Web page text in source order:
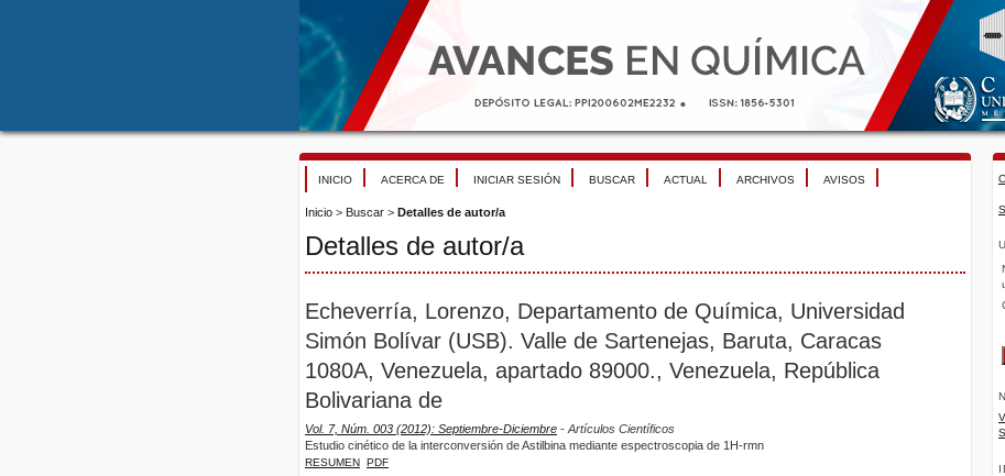
INICIO ACERCA DE INICIAR SESIÓN BUSCAR ACTUAL ARCHIVOS AVISOS
Inicio > Buscar > Detalles de autor/a
Detalles de autor/a
Echeverría, Lorenzo, Departamento de Química, Universidad
Simón Bolívar (USB). Valle de Sartenejas, Baruta, Caracas
1080A, Venezuela, apartado 89000., Venezuela, República
Bolivariana de
Vol. 7, Núm. 003 (2012): Septiembre-Diciembre - Artículos Científicos
Estudio cinético de la interconversión de Astilbina mediante espectroscopia de 1H-rmn
RESUMEN PDF